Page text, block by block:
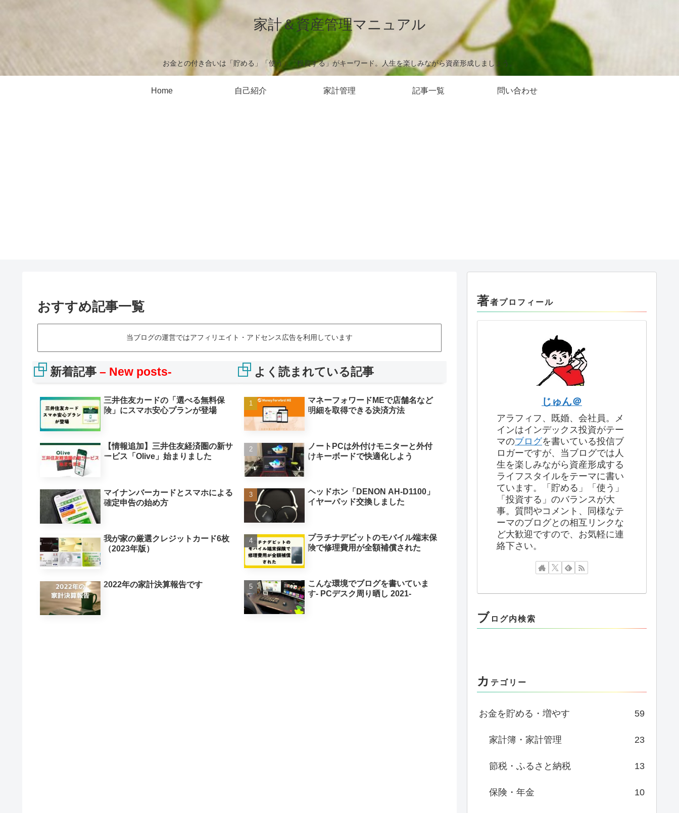
家計＆資産管理マニュアル
お金との付き合いは「貯める」「使う」「投資する」がキーワード。人生を楽しみながら資産形成しましょう。
Home 自己紹介 家計管理 記事一覧 問い合わせ
おすすめ記事一覧
当ブログの運営ではアフィリエイト・アドセンス広告を利用しています
新着記事 – New posts-
三井住友カードの「選べる無料保
険」にスマホ安心プランが登場
【情報追加】三井住友経済圏の新サ
ービス「Olive」始まりました
マイナンバーカードとスマホによる
確定申告の始め方
我が家の厳選クレジットカード6枚
（2023年版）
2022年の家計決算報告です
よく読まれている記事
マネーフォワードMEで店舗名など
明細を取得できる決済方法
ノートPCは外付けモニターと外付
けキーボードで快適化しよう
ヘッドホン「DENON AH-D1100」
イヤーパッド交換しました
プラチナデビットのモバイル端末保
険で修理費用が全額補償された
こんな環境でブログを書いていま
す- PCデスク周り晒し 2021-
著者プロフィール
じゅん＠
アラフィフ、既婚、会社員。メ
インはインデックス投資がテー
マのブログを書いている投信ブ
ロガーですが、当ブログでは人
生を楽しみながら資産形成する
ライフスタイルをテーマに書い
ています。「貯める」「使う」
「投資する」のバランスが大
事。質問やコメント、同様なテ
ーマのブログとの相互リンクな
ど大歓迎ですので、お気軽に連
絡下さい。
ブ ログ内検索
カ テゴリー
お金を貯める・増やす 59
家計簿・家計管理 23
節税・ふるさと納税 13
保険・年金 10